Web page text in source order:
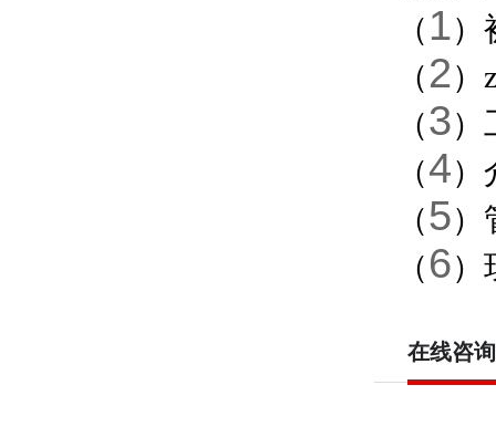
（ 1）
（2）
（3）
（4）
（5）
（6）
在线咨询